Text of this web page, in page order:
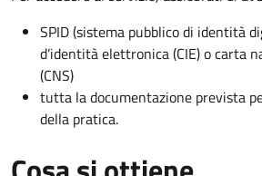
SPID (sistema pubblico di identità
d’identità elettronica (CIE) o carta
(CNS)
tutta la documentazione prevista
della pratica.